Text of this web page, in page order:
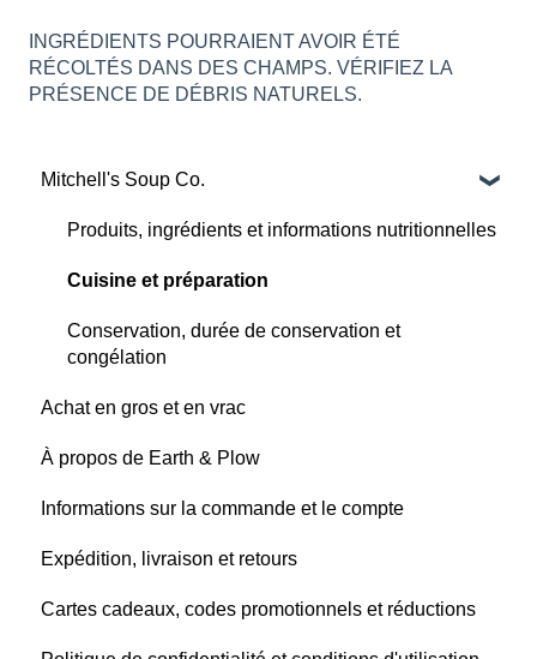
INGRÉDIENTS POURRAIENT AVOIR ÉTÉ
RÉCOLTÉS DANS DES CHAMPS. VÉRIFIEZ LA
PRÉSENCE DE DÉBRIS NATURELS.
Mitchell's Soup Co.
Produits, ingrédients et informations nutritionnelles
Cuisine et préparation
Conservation, durée de conservation et
congélation
Achat en gros et en vrac
À propos de Earth & Plow
Informations sur la commande et le compte
Expédition, livraison et retours
Cartes cadeaux, codes promotionnels et réductions